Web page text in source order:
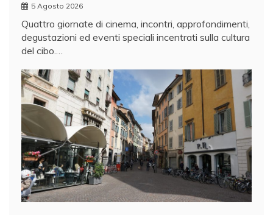
5 Agosto 2026
Quattro giornate di cinema, incontri, approfondimenti,
degustazioni ed eventi speciali incentrati sulla cultura
del cibo.…